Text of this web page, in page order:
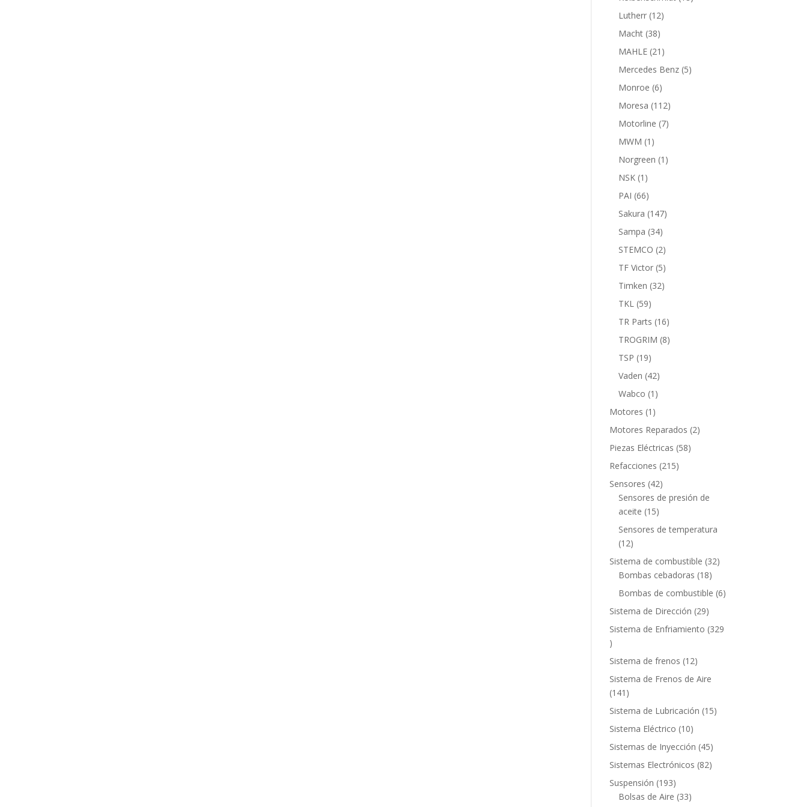
Lutherr 1212
Macht 3838
productos
MAHLE 21 21
productos
Mercedes Benz 55
Monroe 66
productos
Moresa 112112
productos
Motorline 77
MWM 1 1
producto
Norgreen 1 1
NSK 1 1
producto
PAI 6666
productos
Sakura 147147
Sampa 3434
productos
STEMCO 22
productos
TF Victor 55
productos
Timken 3232
TKL 5959
productos
TR Parts 1616
productos
TROGRIM 88
TSP 1919
productos
Vaden 4242
productos
Wabco 1 1
Motores 1 1
producto
Motores Reparados 22
Piezas Eléctricas 5858
Refacciones 215215
Sensores 4242
productos
Sensores de presión de
aceite 1515
productos
Sensores de temperatura
1212
productos
Sistema de combustible 3232
Bombas cebadoras 1818
productos
Bombas de combustible 66
Sistema de Dirección 2929
productos
Sistema de Enfriamiento 329
329
productos
Sistema de frenos 1212
productos
Sistema de Frenos de Aire
141 141
productos
Sistema de Lubricación 1515
Sistema Eléctrico 1010
productos
Sistemas de Inyección 4545
productos
Sistemas Electrónicos 8282
Suspensión 193193
productos
Bolsas de Aire 3333